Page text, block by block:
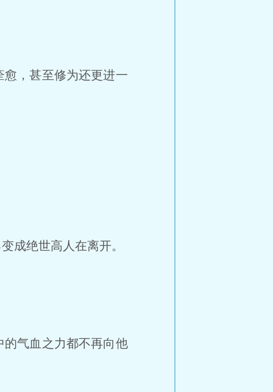
，甚至修为还更进一
成绝世高人在离开。
气血之力都不再向他